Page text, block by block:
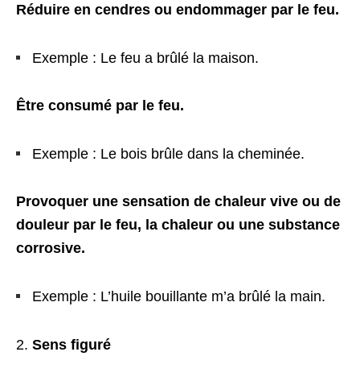
Réduire en cendres ou endommager par le feu.
Exemple : Le feu a brûlé la maison.
Être consumé par le feu.
Exemple : Le bois brûle dans la cheminée.
Provoquer une sensation de chaleur vive ou de
douleur par le feu, la chaleur ou une substance
corrosive.
Exemple : L’huile bouillante m’a brûlé la main.
Sens figuré